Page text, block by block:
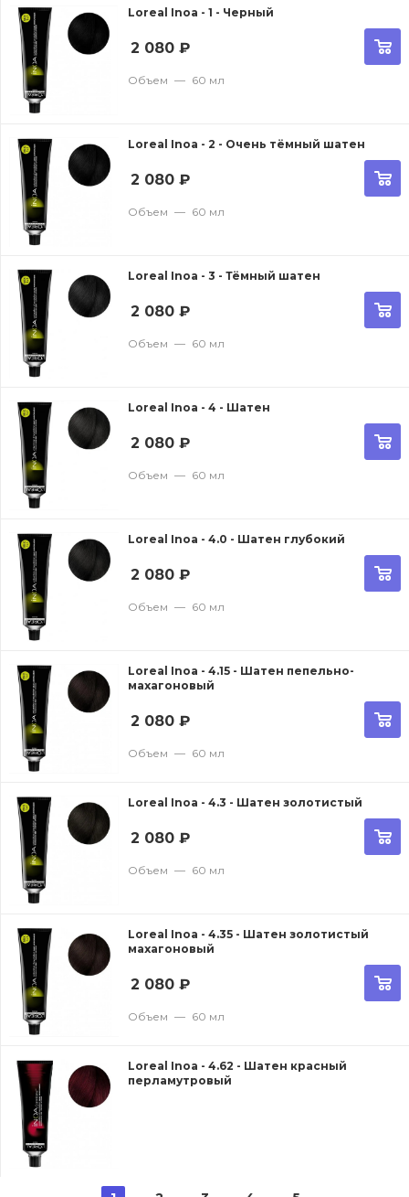
Loreal Inoa - 1 - Черный
2 080 ₽
Объем — 60 мл
Loreal Inoa - 2 - Очень тёмный шатен
2 080 ₽
Объем — 60 мл
Loreal Inoa - 3 - Тёмный шатен
2 080 ₽
Объем — 60 мл
Loreal Inoa - 4 - Шатен
2 080 ₽
Объем — 60 мл
Loreal Inoa - 4.0 - Шатен глубокий
2 080 ₽
Объем — 60 мл
Loreal Inoa - 4.15 - Шатен пепельно-
махагоновый
2 080 ₽
Объем — 60 мл
Loreal Inoa - 4.3 - Шатен золотистый
2 080 ₽
Объем — 60 мл
Loreal Inoa - 4.35 - Шатен золотистый
махагоновый
2 080 ₽
Объем — 60 мл
Loreal Inoa - 4.62 - Шатен красный
перламутровый